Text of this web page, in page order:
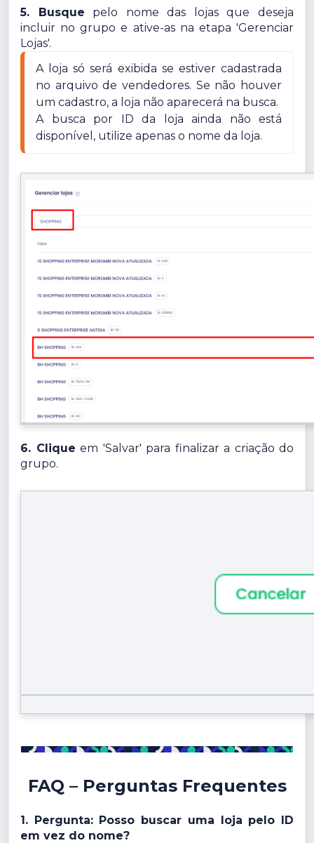
5. Busque pelo nome das lojas que deseja
incluir no grupo e ative-as na etapa 'Gerenciar
Lojas'.
A loja só será exibida se estiver cadastrada
no arquivo de vendedores. Se não houver
um cadastro, a loja não aparecerá na busca.
A busca por ID da loja ainda não está
disponível, utilize apenas o nome da loja.
6. Clique em 'Salvar' para finalizar a criação do
grupo.
FAQ – Perguntas Frequentes
1. Pergunta: Posso buscar uma loja pelo ID
em vez do nome?